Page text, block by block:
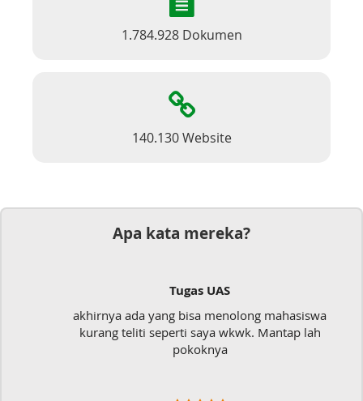
1.784.928 Dokumen
140.130 Website
Apa kata mereka?
Tugas UAS
akhirnya ada yang bisa menolong mahasiswa
kurang teliti seperti saya wkwk. Mantap lah
pokoknya